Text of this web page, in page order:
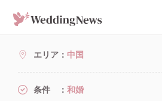
エリア 中国
条件 和婚